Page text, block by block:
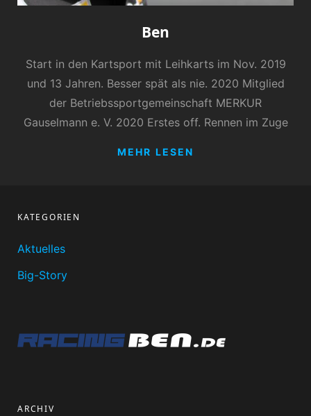
Ben
Start in den Kartsport mit Leihkarts im Nov. 2019
und 13 Jahren. Besser spät als nie. 2020 Mitglied
der Betriebssportgemeinschaft MERKUR
Gauselmann e. V. 2020 Erstes off. Rennen im Zuge
MEHR LESEN
KATEGORIEN
Aktuelles
Big-Story
ARCHIV